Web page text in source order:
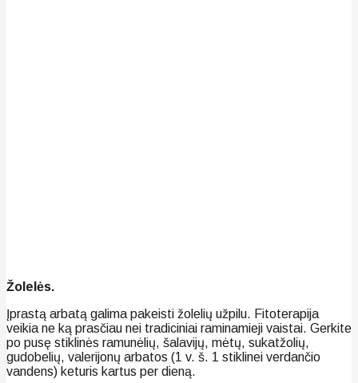
Žolelės.
Įprastą arbatą galima pakeisti žolelių užpilu. Fitoterapija
veikia ne ką prasčiau nei tradiciniai raminamieji vaistai. Gerkite
po pusę stiklinės ramunėlių, šalavijų, mėtų, sukatžolių,
gudobelių, valerijonų arbatos (1 v. š. 1 stiklinei verdančio
vandens) keturis kartus per dieną.